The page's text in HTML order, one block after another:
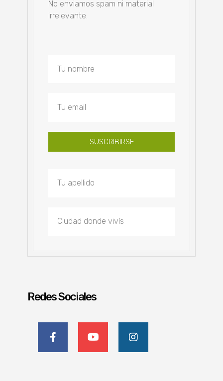
No enviamos spam ni material
irrelevante.
SUSCRIBIRSE
Redes Sociales